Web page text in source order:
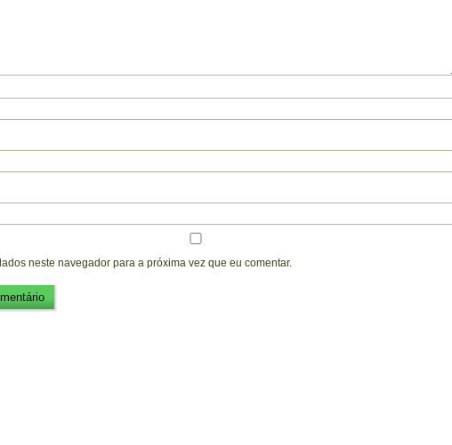
neste navegador para a próxima vez que eu comentar.